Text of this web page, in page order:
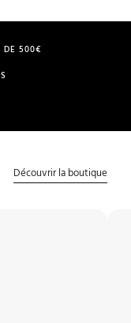
DE 500€
Découvrir la boutique